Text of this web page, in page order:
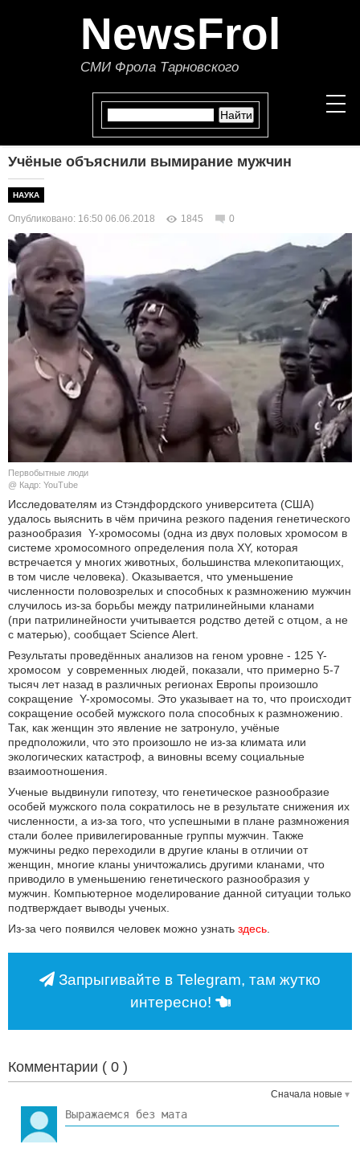
NewsFrol
СМИ Фрола Тарновского
ЭКОНОМИКА
В МИРЕ
ОБЩЕСТВО
КУЛЬТУРА
НАУКА
СПОРТ
ШОУ-БИЗНЕС
АВТО И МОТО
ЭГОИЗМ
БЛОГ
Учёные объяснили вымирание мужчин
НАУКА
Опубликовано: 16:50 06.06.2018 1845 0
Первобытные люди
@ Кадр: YouTube
Исследователям из Стэндфордского университета (США)
удалось выяснить в чём причина резкого падения генетического
разнообразия Y-хромосомы (одна из двух половых хромосом в
системе хромосомного определения пола XY, которая
встречается у многих животных, большинства млекопитающих,
в том числе человека). Оказывается, что уменьшение
численности половозрелых и способных к размножению мужчин
случилось из-за борьбы между патрилинейными кланами
(при патрилинейности учитывается родство детей с отцом, а не
с матерью), сообщает Science Alert.
Результаты проведённых анализов на геном уровне - 125 Y-
хромосом у современных людей, показали, что примерно 5-7
тысяч лет назад в различных регионах Европы произошло
сокращение Y-хромосомы. Это указывает на то, что происходит
сокращение особей мужского пола способных к размножению.
Так, как женщин это явление не затронуло, учёные
предположили, что это произошло не из-за климата или
экологических катастроф, а виновны всему социальные
взаимоотношения.
Ученые выдвинули гипотезу, что генетическое разнообразие
особей мужского пола сократилось не в результате снижения их
численности, а из-за того, что успешными в плане размножения
стали более привилегированные группы мужчин. Также
мужчины редко переходили в другие кланы в отличии от
женщин, многие кланы уничтожались другими кланами, что
приводило в уменьшению генетического разнообразия у
мужчин. Компьютерное моделирование данной ситуации только
подтверждает выводы ученых.
Из-за чего появился человек можно узнать здесь
Запрыгивайте в Telegram, там жутко
интересно!
Комментарии ( 0 )
Сначала новые